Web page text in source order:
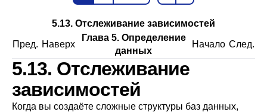
5.13. Отслеживание зависимостей
Пред. Наверх
Глава 5. Определение
данных
Начало След.
5.13. Отслеживание
зависимостей
Когда вы создаёте сложные структуры баз данных,